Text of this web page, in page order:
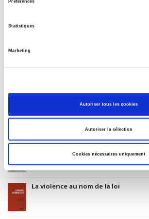
Préférences
Statistiques
Marketing
Autoriser tous les cookies
Autoriser la sélection
Cookies nécessaires uniquement
26 mai 2000
Classification thématique Thema: Politique
Salariés en justice
Rome, promenades sociologiques
La violence au nom de la loi